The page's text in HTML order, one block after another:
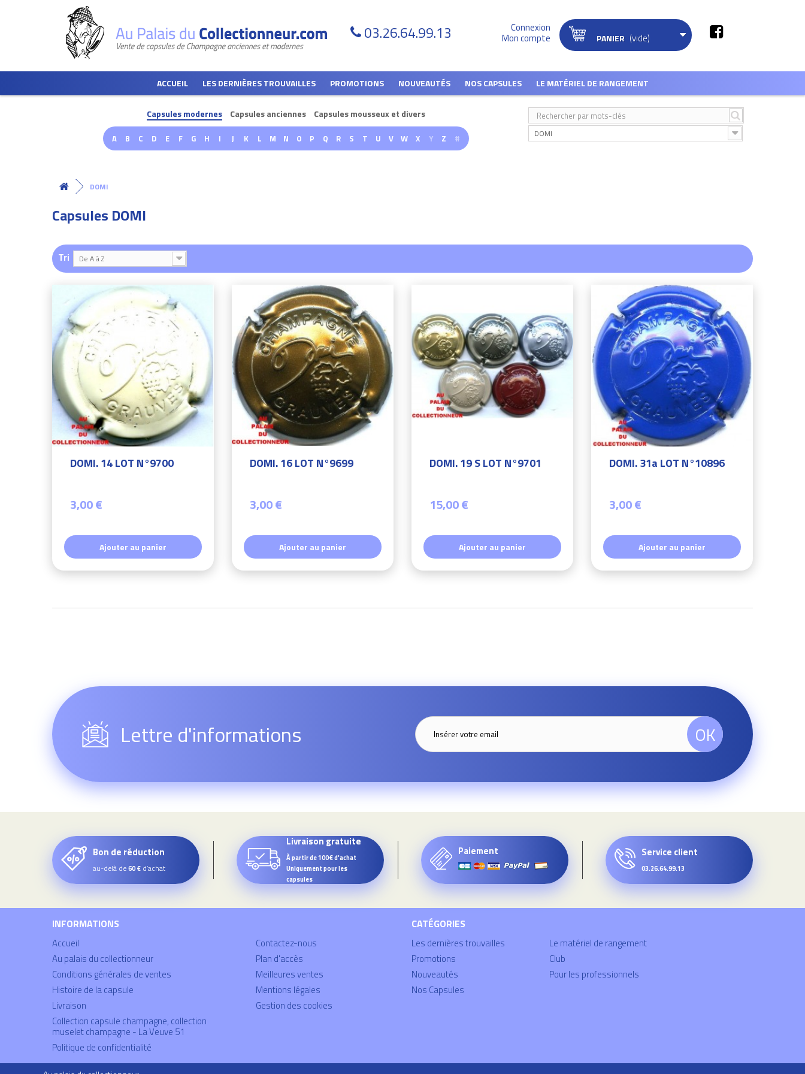
03.26.64.99.13 Connexion
Mon compte PANIER (vide)
ACCUEIL LES DERNIÈRES TROUVAILLES PROMOTIONS NOUVEAUTÉS NOS CAPSULES LE MATÉRIEL DE RANGEMENT
Capsules modernes Capsules anciennes Capsules mousseux et divers
A B C D E F G H I J K L M N O P Q R S T U V W X Y Z # DOMI
DOMI
Capsules DOMI
Tri De A à Z
DOMI. 14 LOT N°9700
3,00 €
Ajouter au panier
DOMI. 16 LOT N°9699
3,00 €
Ajouter au panier
DOMI. 19 S LOT N°9701
15,00 €
Ajouter au panier
DOMI. 31a LOT N°10896
3,00 €
Ajouter au panier
Lettre d'informations OK
Bon de réduction
au-delà de60 € d’achat
Livraison gratuite
À partir de 100€ d'achat
Uniquement pour les
capsules
Paiement Service client
03.26.64.99.13
INFORMATIONS
Accueil
Au palais du collectionneur
Conditions générales de ventes
Histoire de la capsule
Livraison
Collection capsule champagne, collection
muselet champagne - La Veuve 51
Politique de confidentialité
Contactez-nous
Plan d'accès
Meilleures ventes
Mentions légales
Gestion des cookies
CATÉGORIES
Les dernières trouvailles
Promotions
Nouveautés
Nos Capsules
Le matériel de rangement
Club
Pour les professionnels